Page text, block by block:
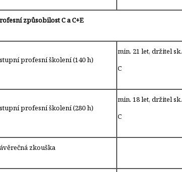
způsobilost C a C+E
profesní školení (140 h)
min. 21 let, držitel sk.
C
profesní školení (280 h)
min. 18 let, držitel sk.
C
zkouška